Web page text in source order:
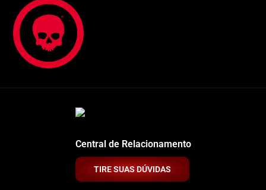
Central de Relacionamento
TIRE SUAS DÚVIDAS